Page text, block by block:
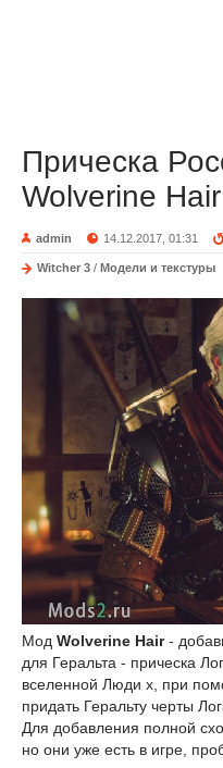
Прическа
Wolverine Hair
admin 14.12.2017, 01:31
Witcher 3 / Модели и текстуры
Мод Wolverine Hair-
для Геральта - прическа
вселенной Люди х, при
придать Геральту черты
Для добавления полной
но они уже есть в игре,